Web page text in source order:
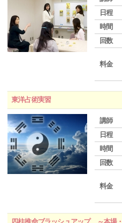
日程
時間
回数
料金
東洋占術実習
講師
日程
時間
回数
料金